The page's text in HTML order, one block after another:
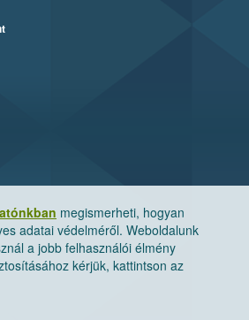
megismerheti, hogyan
adatai védelméről. Weboldalunk
a jobb felhasználói élmény
kérjük, kattintson az